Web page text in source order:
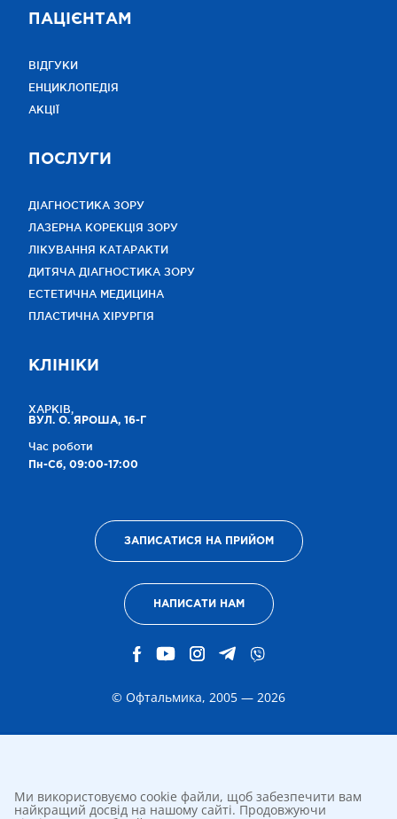
ПАЦІЄНТАМ
ВІДГУКИ
ЕНЦИКЛОПЕДІЯ
АКЦІЇ
ПОСЛУГИ
ДІАГНОСТИКА ЗОРУ
ЛАЗЕРНА КОРЕКЦІЯ ЗОРУ
ЛІКУВАННЯ КАТАРАКТИ
ДИТЯЧА ДІАГНОСТИКА ЗОРУ
ЕСТЕТИЧНА МЕДИЦИНА
ПЛАСТИЧНА ХІРУРГІЯ
КЛІНІКИ
ХАРКІВ,
ВУЛ. О. ЯРОША, 16-Г
Час роботи
Пн-Сб, 09:00-17:00
ЗАПИСАТИСЯ НА ПРИЙОМ
НАПИСАТИ НАМ
© Офтальмика, 2005 — 2026
Ми використовуємо cookie файли, щоб забезпечити вам
найкращий досвід на нашому сайті. Продовжуючи